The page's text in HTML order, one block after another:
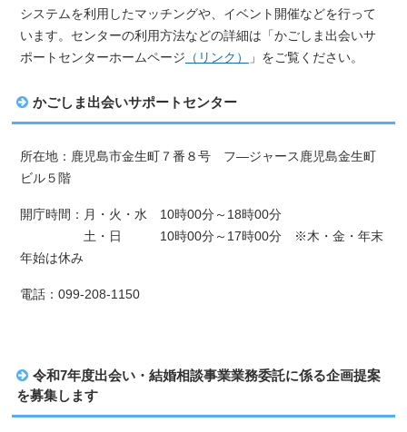
システムを利用したマッチングや、イベント開催などを行って
います。センターの利用方法などの詳細は「かごしま出会いサ
ポートセンターホームページ （リンク） 」をご覧ください。
かごしま出会いサポートセンター
所在地：鹿児島市金生町７番８号 フ―ジャース鹿児島金生町
ビル５階
開庁時間：月・火・水 10時00分～18時00分
土・日 10時00分～17時00分 ※木・金・年末
年始は休み
電話：099-208-1150
令和7年度出会い・結婚相談事業業務委託に係る企画提案
を募集します